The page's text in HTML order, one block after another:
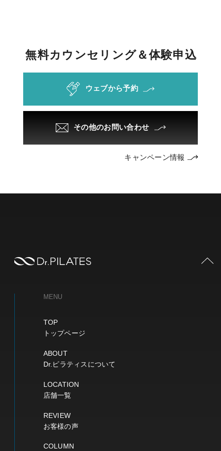
無料カ ウ ンセ リ ング＆体験申込
ウェブから予約
その他のお問い合わせ
キャンペーン情報
MENU
TOP
トップページ
ABOUT
Dr.ピラティスについて
LOCATION
店舗一覧
REVIEW
お客様の声
COLUMN